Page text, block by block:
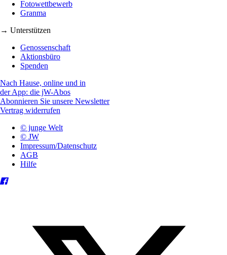
Fotowettbewerb
Granma
→ Unterstützen
Genossenschaft
Aktionsbüro
Spenden
Nach Hause, online und in
der App: die jW-Abos
Abonnieren Sie unsere Newsletter
Vertrag widerrufen
© junge Welt
© JW
Impressum/Datenschutz
AGB
Hilfe